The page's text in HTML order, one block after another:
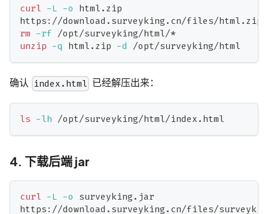
curl -L -o html.zip
https://download.surveyking.cn/files/html.zip
rm -rf /opt/surveyking/html/*
unzip -q html.zip -d /opt/surveyking/html
确认 index.html 已经解压出来：
ls -lh /opt/surveyking/html/index.html
4. 下载后端 jar
curl -L -o surveyking.jar
https://download.surveyking.cn/files/